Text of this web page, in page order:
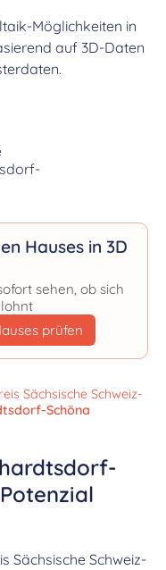
Möglichkeiten in
auf 3D-Daten
Hauses in 3D
sehen, ob sich
prüfen
Sächsische Schweiz-
Schöna
Sächsische Schweiz-